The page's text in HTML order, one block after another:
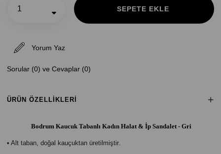
Yorum Yaz
Sorular (0) ve Cevaplar (0)
ÜRÜN ÖZELLIKLERI
Bodrum Kaucuk Tabanlı Kadın Halat & İp Sandalet - Gri
• Alt taban, doğal kauçuktan üretilmiştir.